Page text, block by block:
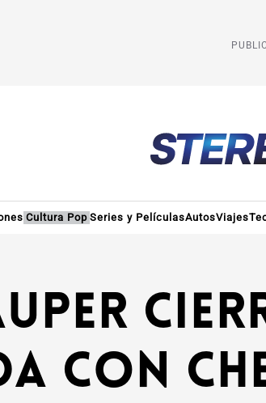
Cultura Pop Series y PelículasAutosViajes
con